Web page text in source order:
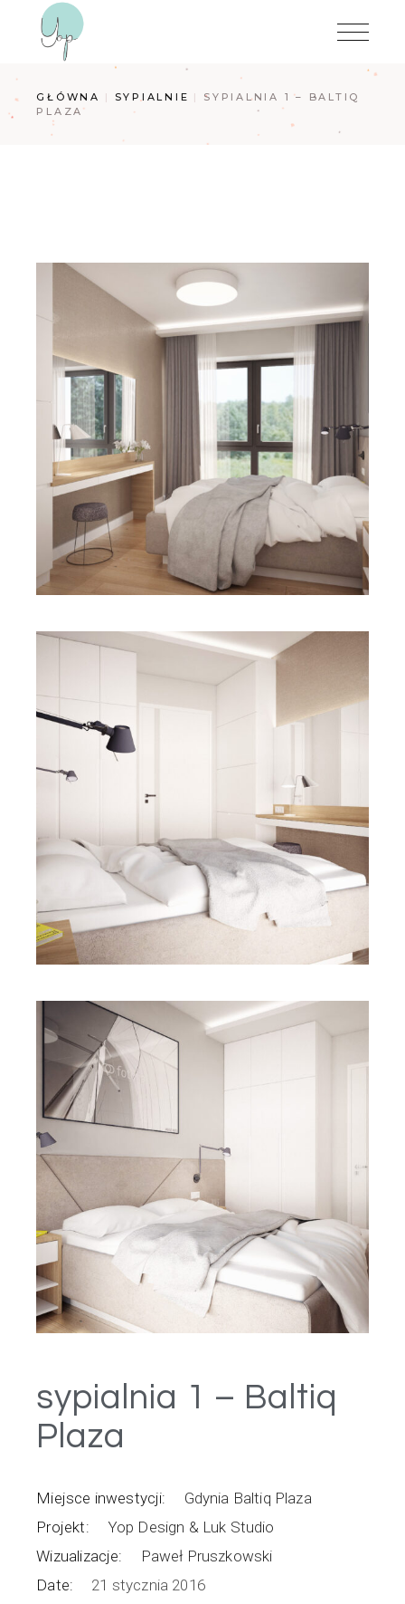
Przejdź
GŁÓWNA SYPIALNIE
SYPIALNIA 1 – BALTIQ
PLAZA
sypialnia 1 – Baltiq
Plaza
Miejsce inwestycji:
Gdynia Baltiq Plaza
Projekt:
Yop Design & Luk Studio
Wizualizacje:
Paweł Pruszkowski
Date:
21 stycznia 2016